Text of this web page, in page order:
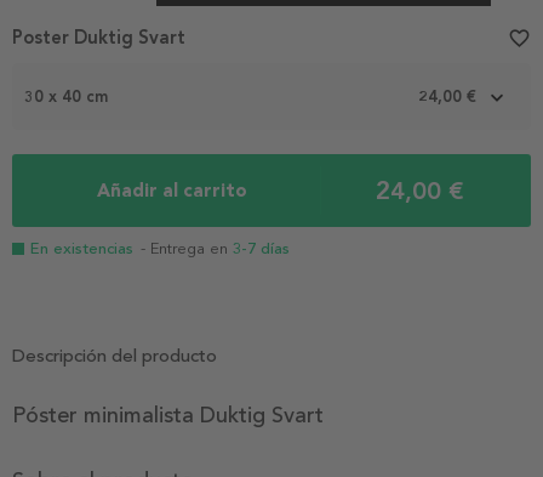
30 x 40 cm 24,00 €
Añadir al carrito 24,00 €
En existencias - Entrega en 3-7 días
Poster Duktig Svart favorite_border
Descripción del producto
Póster minimalista Duktig Svart